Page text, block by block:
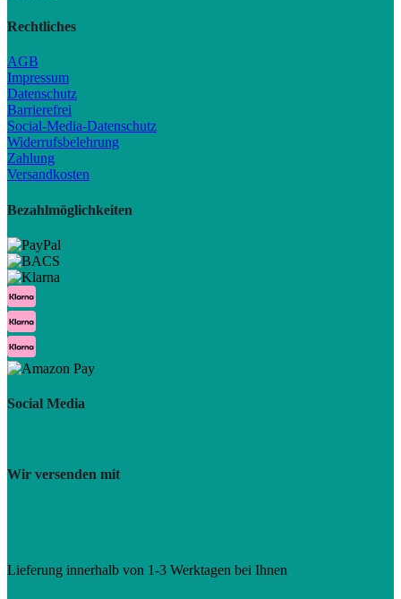
Rechtliches
AGB
Impressum
Datenschutz
Barrierefrei
Social-Media-Datenschutz
Widerrufsbelehrung
Zahlung
Versandkosten
Bezahlmöglichkeiten
Social Media
Wir versenden mit
Lieferung innerhalb von 1-3 Werktagen bei Ihnen